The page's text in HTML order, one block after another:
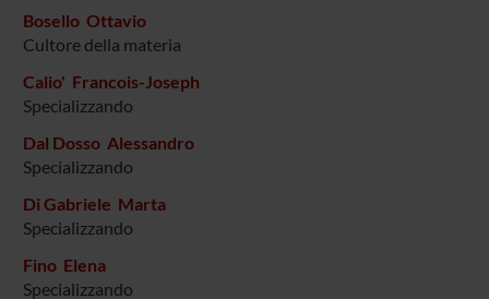
Bosello Ottavio
Cultore della materia
Calio' Francois-Joseph
Specializzando
Dal Dosso Alessandro
Specializzando
Di Gabriele Marta
Specializzando
Fino Elena
Specializzando